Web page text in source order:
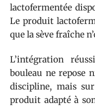
lactofermentée
Le produit
que la sève fraîche
L’intégration
bouleau ne repose
discipline, mais
produit adapté à